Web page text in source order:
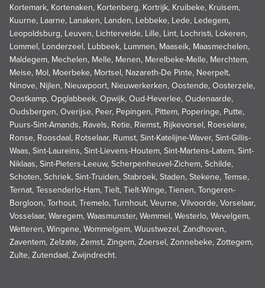
Kortemark, Kortenaken, Kortenberg, Kortrijk, Kruibeke, Kruisem,
Kuurne, Laarne, Lanaken, Landen, Lebbeke, Lede, Ledegem,
Leopoldsburg, Leuven, Lichtervelde, Lille, Lint, Lochristi, Lokeren,
Lommel, Londerzeel, Lubbeek, Lummen, Maaseik, Maasmechelen,
Maldegem, Mechelen, Melle, Menen, Merelbeke-Melle, Merchtem,
Meise, Mol, Moerbeke, Mortsel, Nazareth-De Pinte, Neerpelt,
Ninove, Nijlen, Nieuwpoort, Nieuwerkerken, Oostende, Oosterzele,
Oostkamp, Opglabbeek, Opwijk, Oud-Heverlee, Oudenaarde,
Oudsbergen, Overijse, Peer, Pepingen, Pittem, Poperinge, Putte,
Puurs-Sint-Amands, Ravels, Retie, Riemst, Rijkevorsel, Roeselare,
Ronse, Roosdaal, Rotselaar, Rumst, Sint-Katelijne-Waver, Sint-Gillis-
Waas, Sint-Laureins, Sint-Lievens-Houtem, Sint-Martens-Latem, Sint-
Niklaas, Sint-Pieters-Leeuw, Scherpenheuvel-Zichem, Schilde,
Schoten, Schriek, Sint-Truiden, Stabroek, Staden, Stekene, Temse,
Ternat, Tessenderlo-Ham, Tielt, Tielt-Winge, Tienen, Tongeren-
Borgloon, Torhout, Tremelo, Turnhout, Veurne, Vilvoorde, Vorselaar,
Vosselaar, Waregem, Waasmunster, Wemmel, Westerlo, Wevelgem,
Wetteren, Wingene, Wommelgem, Wuustwezel, Zandhoven,
Zaventem, Zelzate, Zemst, Zingem, Zoersel, Zonnebeke, Zottegem,
Zulte, Zutendaal, Zwijndrecht.